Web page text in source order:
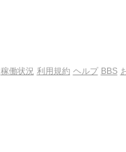
稼働状況 利用規約 ヘルプ BBS